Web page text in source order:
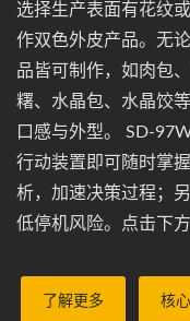
选择生产表面有花纹
作双色外皮产品。无
品皆可制作，如肉包
糬、水晶包、水晶饺
口感与外型。 SD-
行动装置即可随时掌
析，加速决策过程；
低停机风险。点击下
了解更多 核